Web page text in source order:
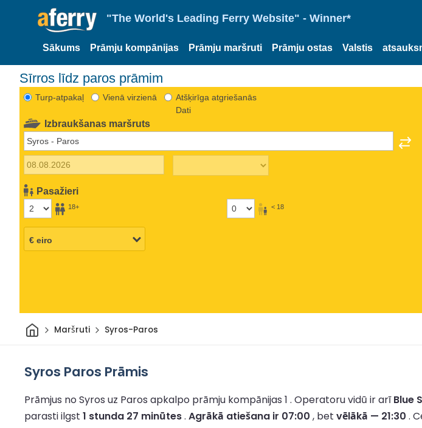
"The World's Leading Ferry Website" - Winner*
Sākums Prāmju kompānijas Prāmju maršruti Prāmju ostas Valstis
Sīrros līdz paros prāmim
Turp-atpakaļ Vienā virzienā
Atšķirīga atgriešanās
Dati
Izbraukšanas maršruts
Pasažieri
18+ < 18
Sākums
Maršruti Syros-Paros
Syros Paros Prāmis
Prāmjus no Syros uz Paros apkalpo prāmju kompānijas 1 . Operatoru vidū ir arīBlue
parasti ilgst 1 stunda 27 minūtes. Agrākā atiešana ir 07:00 , bet vēlākā — 21:30 .